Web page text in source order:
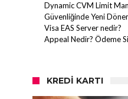
Dynamic CVM Limit
Güvenliğinde Yeni
Visa EAS Server nedir?
Appeal Nedir? Ödeme
KREDI KARTI